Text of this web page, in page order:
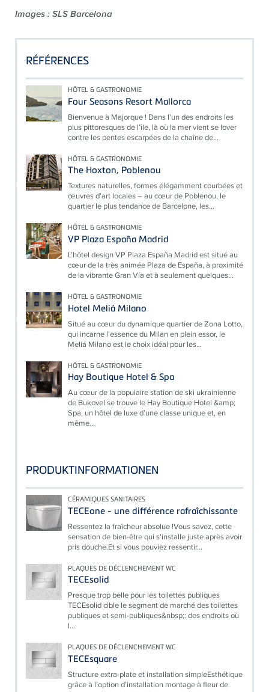
Images : SLS Barcelona
RÉFÉRENCES
HÔTEL & GASTRONOMIE
Four Seasons Resort Mallorca
Bienvenue à Majorque ! Dans l’un des endroits les
plus pittoresques de l’île, là où la mer vient se lover
contre les pentes escarpées de la chaîne de...
HÔTEL & GASTRONOMIE
The Hoxton, Poblenou
Textures naturelles, formes élégamment courbées et
œuvres d’art locales – au cœur de Poblenou, le
quartier le plus tendance de Barcelone, les...
HÔTEL & GASTRONOMIE
VP Plaza España Madrid
L’hôtel design VP Plaza España Madrid est situé au
cœur de la très animée Plaza de España, à proximité
de la vibrante Gran Vía et à seulement quelques...
HÔTEL & GASTRONOMIE
Hotel Meliá Milano
Situé au cœur du dynamique quartier de Zona Lotto,
qui incarne l’essence du Milan en plein essor, le
Meliá Milano est le choix idéal pour les...
HÔTEL & GASTRONOMIE
Hay Boutique Hotel & Spa
Au cœur de la populaire station de ski ukrainienne
de Bukovel se trouve le Hay Boutique Hotel &amp;
Spa, un hôtel de luxe d’une classe unique et, en
même...
PRODUKTINFORMATIONEN
CÉRAMIQUES SANITAIRES
TECEone - une différence rafraîchissante
Ressentez la fraîcheur absolue !Vous savez, cette
sensation de bien-être qui s'installe juste après avoir
pris douche.Et si vous pouviez ressentir...
PLAQUES DE DÉCLENCHEMENT WC
TECEsolid
Presque trop belle pour les toilettes publiques
TECEsolid cible le segment de marché des toilettes
publiques et semi-publiques&nbsp;: des endroits où
l...
PLAQUES DE DÉCLENCHEMENT WC
TECEsquare
Structure extra-plate et installation simpleEsthétique
grâce à l’option d’installation montage à fleur de